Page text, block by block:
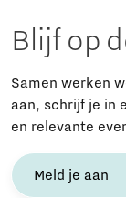
Blijf op
Samen werken
aan, schrijf je in
en relevante
Meld je aan